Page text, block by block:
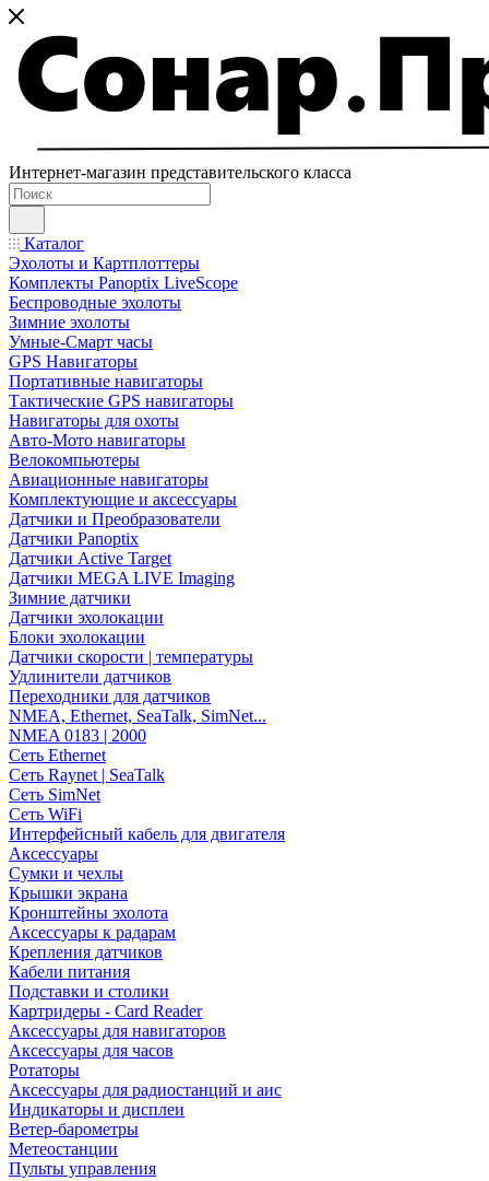
Интернет-магазин представительского класса
Каталог
Эхолоты и Картплоттеры
Комплекты Panoptix LiveScope
Беспроводные эхолоты
Зимние эхолоты
Умные-Смарт часы
GPS Навигаторы
Портативные навигаторы
Тактические GPS навигаторы
Навигаторы для охоты
Авто-Мото навигаторы
Велокомпьютеры
Авиационные навигаторы
Комплектующие и аксессуары
Датчики и Преобразователи
Датчики Panoptix
Датчики Active Target
Датчики MEGA LIVE Imaging
Зимние датчики
Датчики эхолокации
Блоки эхолокации
Датчики скорости | температуры
Удлинители датчиков
Переходники для датчиков
NMEA, Ethernet, SeaTalk, SimNet...
NMEA 0183 | 2000
Сеть Ethernet
Сеть Raynet | SeaTalk
Сеть SimNet
Сеть WiFi
Интерфейсный кабель для двигателя
Аксессуары
Сумки и чехлы
Крышки экрана
Кронштейны эхолота
Аксессуары к радарам
Крепления датчиков
Кабели питания
Подставки и столики
Картридеры - Card Reader
Аксессуары для навигаторов
Аксессуары для часов
Ротаторы
Аксессуары для радиостанций и аис
Индикаторы и дисплеи
Ветер-барометры
Метеостанции
Пульты управления